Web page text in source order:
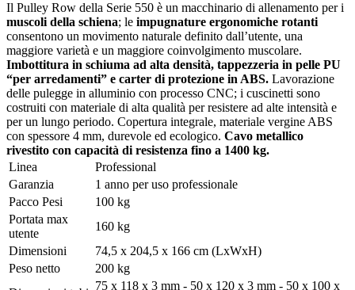
Il Pulley Row della Serie 550 è un macchinario di allenamento per i
muscoli della schiena; le impugnature ergonomiche rotanti
consentono un movimento naturale definito dall’utente, una
maggiore varietà e un maggiore coinvolgimento muscolare.
Imbottitura in schiuma ad alta densità, tappezzeria in pelle PU
“per arredamenti” e carter di protezione in ABS. Lavorazione
delle pulegge in alluminio con processo CNC; i cuscinetti sono
costruiti con materiale di alta qualità per resistere ad alte intensità e
per un lungo periodo. Copertura integrale, materiale vergine ABS
con spessore 4 mm, durevole ed ecologico. Cavo metallico
rivestito con capacità di resistenza fino a 1400 kg.
Linea
Professional
Garanzia
1 anno per uso professionale
Pacco Pesi
100 kg
Portata max
utente
160 kg
Dimensioni
74,5 x 204,5 x 166 cm (LxWxH)
Peso netto
200 kg
75 x 118 x 3 mm - 50 x 120 x 3 mm - 50 x 100 x